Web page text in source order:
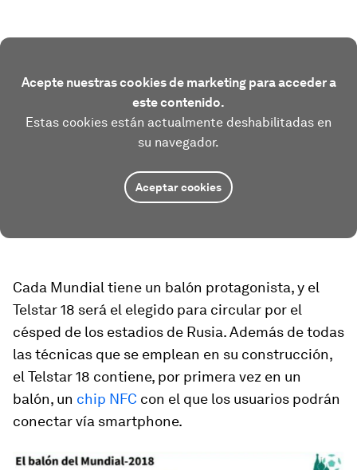
Acepte nuestras cookies de marketing para acceder a
este contenido.
Estas cookies están actualmente deshabilitadas en
su navegador.
Aceptar cookies
Cada Mundial tiene un balón protagonista, y el
Telstar 18 será el elegido para circular por el
césped de los estadios de Rusia. Además de todas
las técnicas que se emplean en su construcción,
el Telstar 18 contiene, por primera vez en un
balón, un chip NFC con el que los usuarios podrán
conectar vía smartphone.